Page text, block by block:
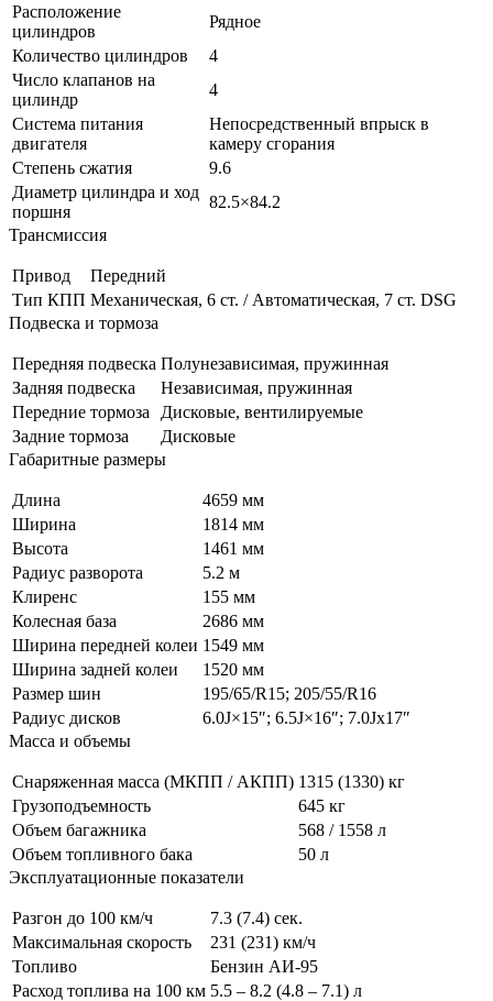
Расположение
цилиндров
Рядное
Количество цилиндров
4
Число клапанов на
цилиндр
4
Система питания
двигателя
Непосредственный впрыск в
камеру сгорания
Степень сжатия
9.6
Диаметр цилиндра и ход
поршня
82.5×84.2
Трансмиссия
Привод
Передний
Тип КПП Механическая, 6 ст. / Автоматическая, 7 ст. DSG
Подвеска и тормоза
Передняя подвеска Полунезависимая, пружинная
Задняя подвеска
Независимая, пружинная
Передние тормоза
Дисковые, вентилируемые
Задние тормоза
Дисковые
Габаритные размеры
Длина
4659 мм
Ширина
1814 мм
Высота
1461 мм
Радиус разворота
5.2 м
Клиренс
155 мм
Колесная база
2686 мм
Ширина передней колеи 1549 мм
Ширина задней колеи
1520 мм
Размер шин
195/65/R15; 205/55/R16
Радиус дисков
6.0J×15″; 6.5J×16″; 7.0Jx17″
Масса и объемы
Снаряженная масса (МКПП / АКПП) 1315 (1330) кг
Грузоподъемность
645 кг
Объем багажника
568 / 1558 л
Объем топливного бака
50 л
Эксплуатационные показатели
Разгон до 100 км/ч
7.3 (7.4) сек.
Максимальная скорость
231 (231) км/ч
Топливо
Бензин АИ-95
Расход топлива на 100 км 5.5 – 8.2 (4.8 – 7.1) л